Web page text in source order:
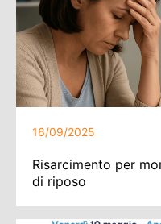
16/09/2025
Risarcimento per
di riposo